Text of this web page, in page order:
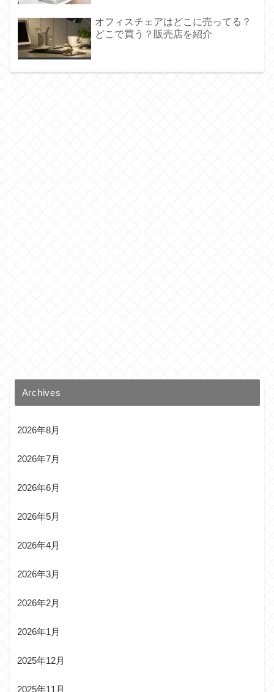
オフィスチェアはどこに売ってる？
どこで買う？販売店を紹介
Archives
2026年8月
2026年7月
2026年6月
2026年5月
2026年4月
2026年3月
2026年2月
2026年1月
2025年12月
2025年11月